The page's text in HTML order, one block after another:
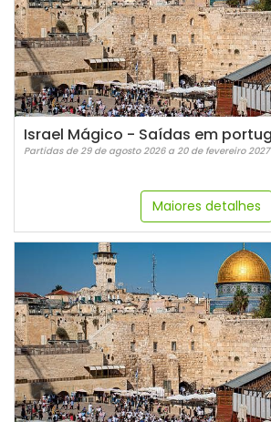
Partidas de 29 de agosto 2026 a 20 de fevereiro 2027
Maiores detalhes